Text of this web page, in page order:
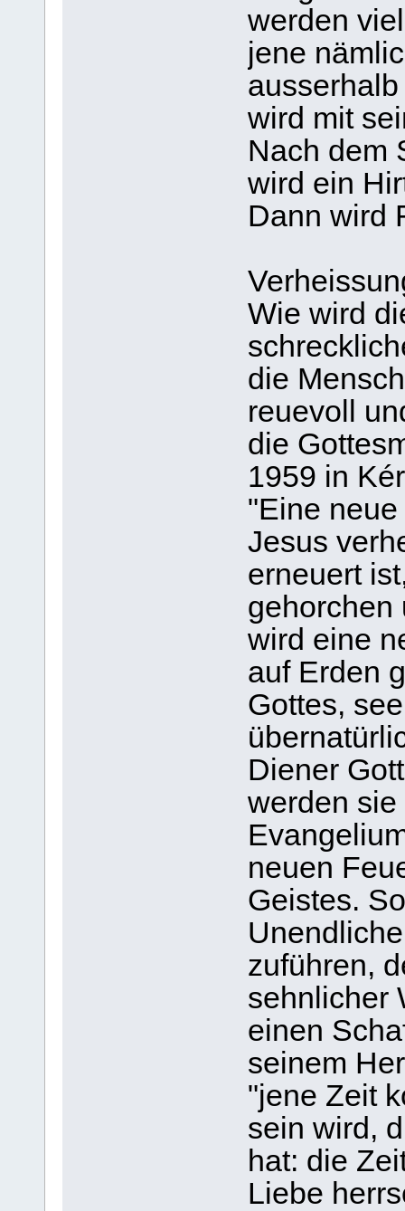
werden
jene
wird mit
Nach dem
wird ein
Dann wird
Wie wird
die
reuevoll
die
1959 in
"Eine
Jesus
erneuert
gehorchen
wird eine
auf Erden
Gottes,
Diener
werden sie
neuen
Geistes.
zuführen,
sehnlicher
einen
seinem
"jene Zeit
sein wird,
hat: die
Liebe